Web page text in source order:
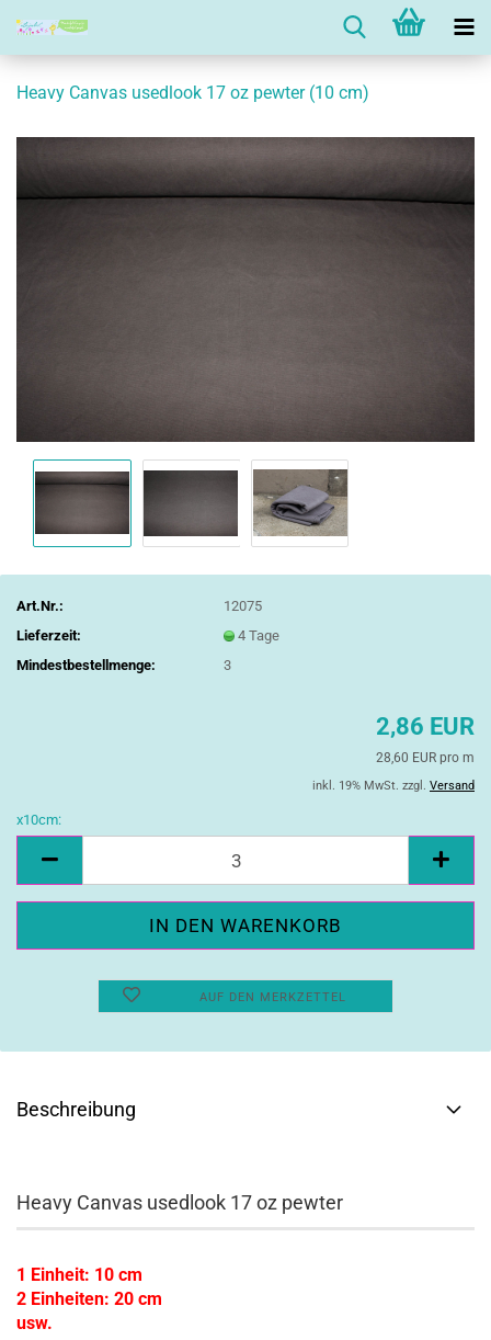
Heavy Canvas usedlook 17 oz pewter (10 cm)
Art.Nr.:
12075
Lieferzeit:
4 Tage
Mindestbestellmenge:
3
2,86 EUR
28,60 EUR pro m
inkl. 19% MwSt. zzgl. Versand
x10cm:
AUF DEN MERKZETTEL
Beschreibung
Heavy Canvas usedlook 17 oz pewter
1 Einheit: 10 cm
2 Einheiten: 20 cm
usw.